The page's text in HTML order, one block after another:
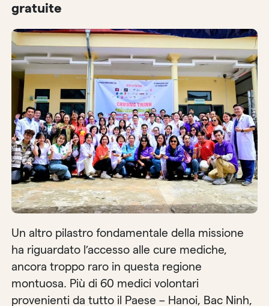
gratuite
Un altro pilastro fondamentale della missione
ha riguardato l’accesso alle cure mediche,
ancora troppo raro in questa regione
montuosa. Più di 60 medici volontari
provenienti da tutto il Paese – Hanoi, Bac Ninh,